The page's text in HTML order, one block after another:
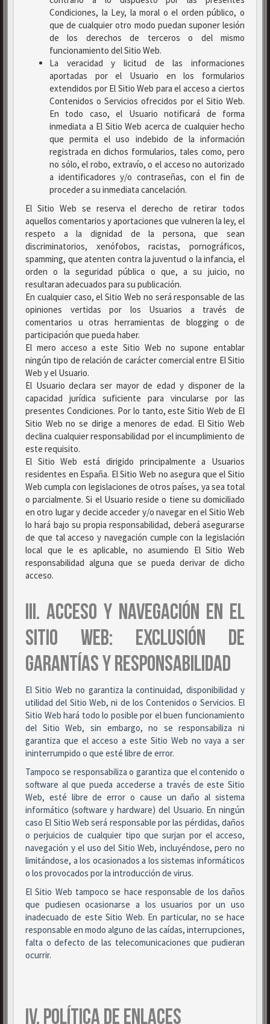
Condiciones, la Ley, la moral o el orden público, o
que de cualquier otro modo puedan suponer lesión
de los derechos de terceros o del mismo
funcionamiento del Sitio Web.
La veracidad y licitud de las informaciones
aportadas por el Usuario en los formularios
extendidos por El Sitio Web para el acceso a ciertos
Contenidos o Servicios ofrecidos por el Sitio Web.
En todo caso, el Usuario notificará de forma
inmediata a El Sitio Web acerca de cualquier hecho
que permita el uso indebido de la información
registrada en dichos formularios, tales como, pero
no sólo, el robo, extravío, o el acceso no autorizado
a identificadores y/o contraseñas, con el fin de
proceder a su inmediata cancelación.
El Sitio Web se reserva el derecho de retirar todos
aquellos comentarios y aportaciones que vulneren la ley, el
respeto a la dignidad de la persona, que sean
discriminatorios, xenófobos, racistas, pornográficos,
spamming, que atenten contra la juventud o la infancia, el
orden o la seguridad pública o que, a su juicio, no
resultaran adecuados para su publicación.
En cualquier caso, el Sitio Web no será responsable de las
opiniones vertidas por los Usuarios a través de
comentarios u otras herramientas de blogging o de
participación que pueda haber.
El mero acceso a este Sitio Web no supone entablar
ningún tipo de relación de carácter comercial entre El Sitio
Web y el Usuario.
El Usuario declara ser mayor de edad y disponer de la
capacidad jurídica suficiente para vincularse por las
presentes Condiciones. Por lo tanto, este Sitio Web de El
Sitio Web no se dirige a menores de edad. El Sitio Web
declina cualquier responsabilidad por el incumplimiento de
este requisito.
El Sitio Web está dirigido principalmente a Usuarios
residentes en España. El Sitio Web no asegura que el Sitio
Web cumpla con legislaciones de otros países, ya sea total
o parcialmente. Si el Usuario reside o tiene su domiciliado
en otro lugar y decide acceder y/o navegar en el Sitio Web
lo hará bajo su propia responsabilidad, deberá asegurarse
de que tal acceso y navegación cumple con la legislación
local que le es aplicable, no asumiendo El Sitio Web
responsabilidad alguna que se pueda derivar de dicho
acceso.
III. ACCESO Y NAVEGACIÓN EN EL
SITIO WEB: EXCLUSIÓN DE
GARANTÍAS Y RESPONSABILIDAD
El Sitio Web no garantiza la continuidad, disponibilidad y
utilidad del Sitio Web, ni de los Contenidos o Servicios. El
Sitio Web hará todo lo posible por el buen funcionamiento
del Sitio Web, sin embargo, no se responsabiliza ni
garantiza que el acceso a este Sitio Web no vaya a ser
ininterrumpido o que esté libre de error.
Tampoco se responsabiliza o garantiza que el contenido o
software al que pueda accederse a través de este Sitio
Web, esté libre de error o cause un daño al sistema
informático (software y hardware) del Usuario. En ningún
caso El Sitio Web será responsable por las pérdidas, daños
o perjuicios de cualquier tipo que surjan por el acceso,
navegación y el uso del Sitio Web, incluyéndose, pero no
limitándose, a los ocasionados a los sistemas informáticos
o los provocados por la introducción de virus.
El Sitio Web tampoco se hace responsable de los daños
que pudiesen ocasionarse a los usuarios por un uso
inadecuado de este Sitio Web. En particular, no se hace
responsable en modo alguno de las caídas, interrupciones,
falta o defecto de las telecomunicaciones que pudieran
ocurrir.
IV. POLÍTICA DE ENLACES